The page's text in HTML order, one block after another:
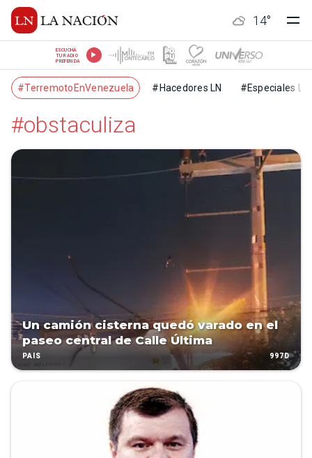
14°
ESCUCHÁ
TU RADIO
PREFERIDA
#TerremotoEnVenezuela #Hacedores LN #Especiales LN
#obstaculiza
Un camión cisterna quedó varado en el
paseo central de Calle Última
PAÍS 997D